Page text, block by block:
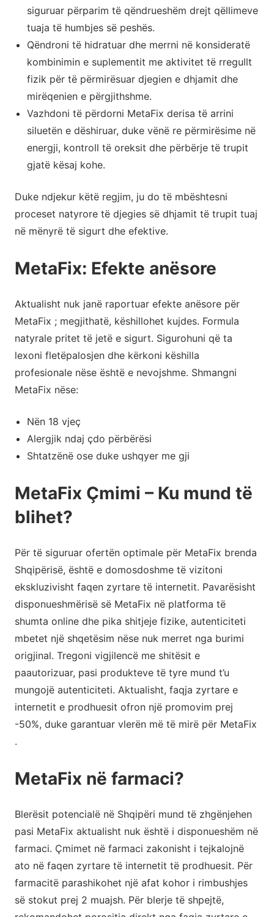
siguruar përparim të qëndrueshëm drejt qëllimeve
tuaja të humbjes së peshës.
Qëndroni të hidratuar dhe merrni në konsideratë
kombinimin e suplementit me aktivitet të rregullt
fizik për të përmirësuar djegien e dhjamit dhe
mirëqenien e përgjithshme.
Vazhdoni të përdorni MetaFix derisa të arrini
siluetën e dëshiruar, duke vënë re përmirësime në
energji, kontroll të oreksit dhe përbërje të trupit
gjatë kësaj kohe.
Duke ndjekur këtë regjim, ju do të mbështesni
proceset natyrore të djegies së dhjamit të trupit tuaj
në mënyrë të sigurt dhe efektive.
MetaFix: Efekte anësore
Aktualisht nuk janë raportuar efekte anësore për
MetaFix ; megjithatë, këshillohet kujdes. Formula
natyrale pritet të jetë e sigurt. Sigurohuni që ta
lexoni fletëpalosjen dhe kërkoni këshilla
profesionale nëse është e nevojshme. Shmangni
MetaFix nëse:
Nën 18 vjeç
Alergjik ndaj çdo përbërësi
Shtatzënë ose duke ushqyer me gji
MetaFix Çmimi – Ku mund të
blihet?
Për të siguruar ofertën optimale për MetaFix brenda
Shqipërisë, është e domosdoshme të vizitoni
ekskluzivisht faqen zyrtare të internetit. Pavarësisht
disponueshmërisë së MetaFix në platforma të
shumta online dhe pika shitjeje fizike, autenticiteti
mbetet një shqetësim nëse nuk merret nga burimi
origjinal. Tregoni vigjilencë me shitësit e
paautorizuar, pasi produkteve të tyre mund t’u
mungojë autenticiteti. Aktualisht, faqja zyrtare e
internetit e prodhuesit ofron një promovim prej
-50%, duke garantuar vlerën më të mirë për MetaFix
.
MetaFix në farmaci?
Blerësit potencialë në Shqipëri mund të zhgënjehen
pasi MetaFix aktualisht nuk është i disponueshëm në
farmaci. Çmimet në farmaci zakonisht i tejkalojnë
ato në faqen zyrtare të internetit të prodhuesit. Për
farmacitë parashikohet një afat kohor i rimbushjes
së stokut prej 2 muajsh. Për blerje të shpejtë,